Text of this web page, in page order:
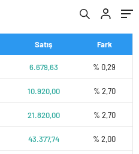
Satış
Fark
6.679,63 % 0,29
10.920,00 % 2,70
21.820,00 % 2,70
43.377,74
% 2,00